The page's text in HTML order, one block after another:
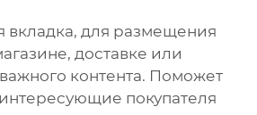
вкладка, для размещения
доставке или
контента. Поможет
покупателя